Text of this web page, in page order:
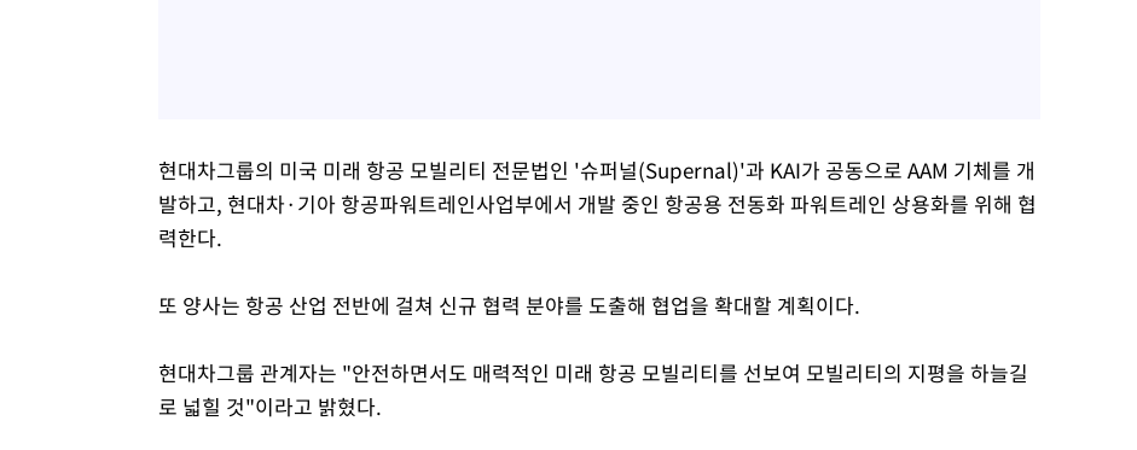
현대차그룹의 미국 미래 항공 모빌리티 전문법인 '슈퍼널(Supernal)'과 KAI가 공동으로 AAM 기체를 개
발하고, 현대차·기아 항공파워트레인사업부에서 개발 중인 항공용 전동화 파워트레인 상용화를 위해 협
력한다.
또 양사는 항공 산업 전반에 걸쳐 신규 협력 분야를 도출해 협업을 확대할 계획이다.
현대차그룹 관계자는 "안전하면서도 매력적인 미래 항공 모빌리티를 선보여 모빌리티의 지평을 하늘길
로 넓힐 것"이라고 밝혔다.